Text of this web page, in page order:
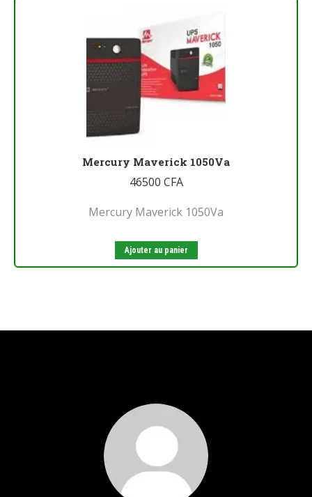
Mercury Maverick 1050Va
46500 CFA
Mercury Maverick 1050Va
Ajouter au panier